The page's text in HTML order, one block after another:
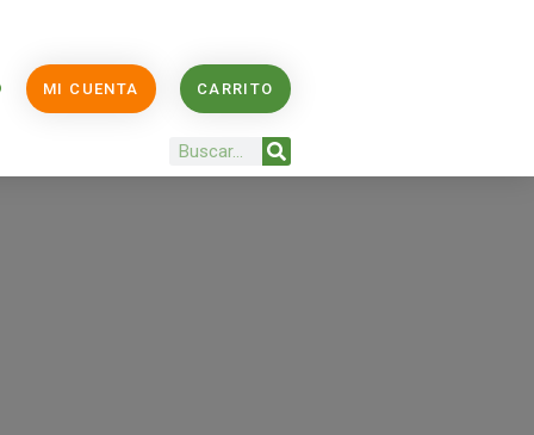
MI CUENTA CARRITO
Buscar